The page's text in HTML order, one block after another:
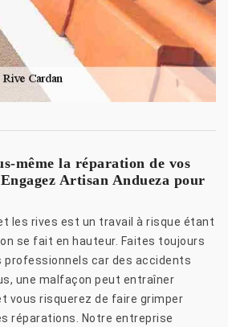
même la réparation de vos
Artisan Andueza pour
les rives est un travail à risque étant
se fait en hauteur. Faites toujours
professionnels car des accidents
une malfaçon peut entraîner
vous risquerez de faire grimper
réparations. Notre entreprise